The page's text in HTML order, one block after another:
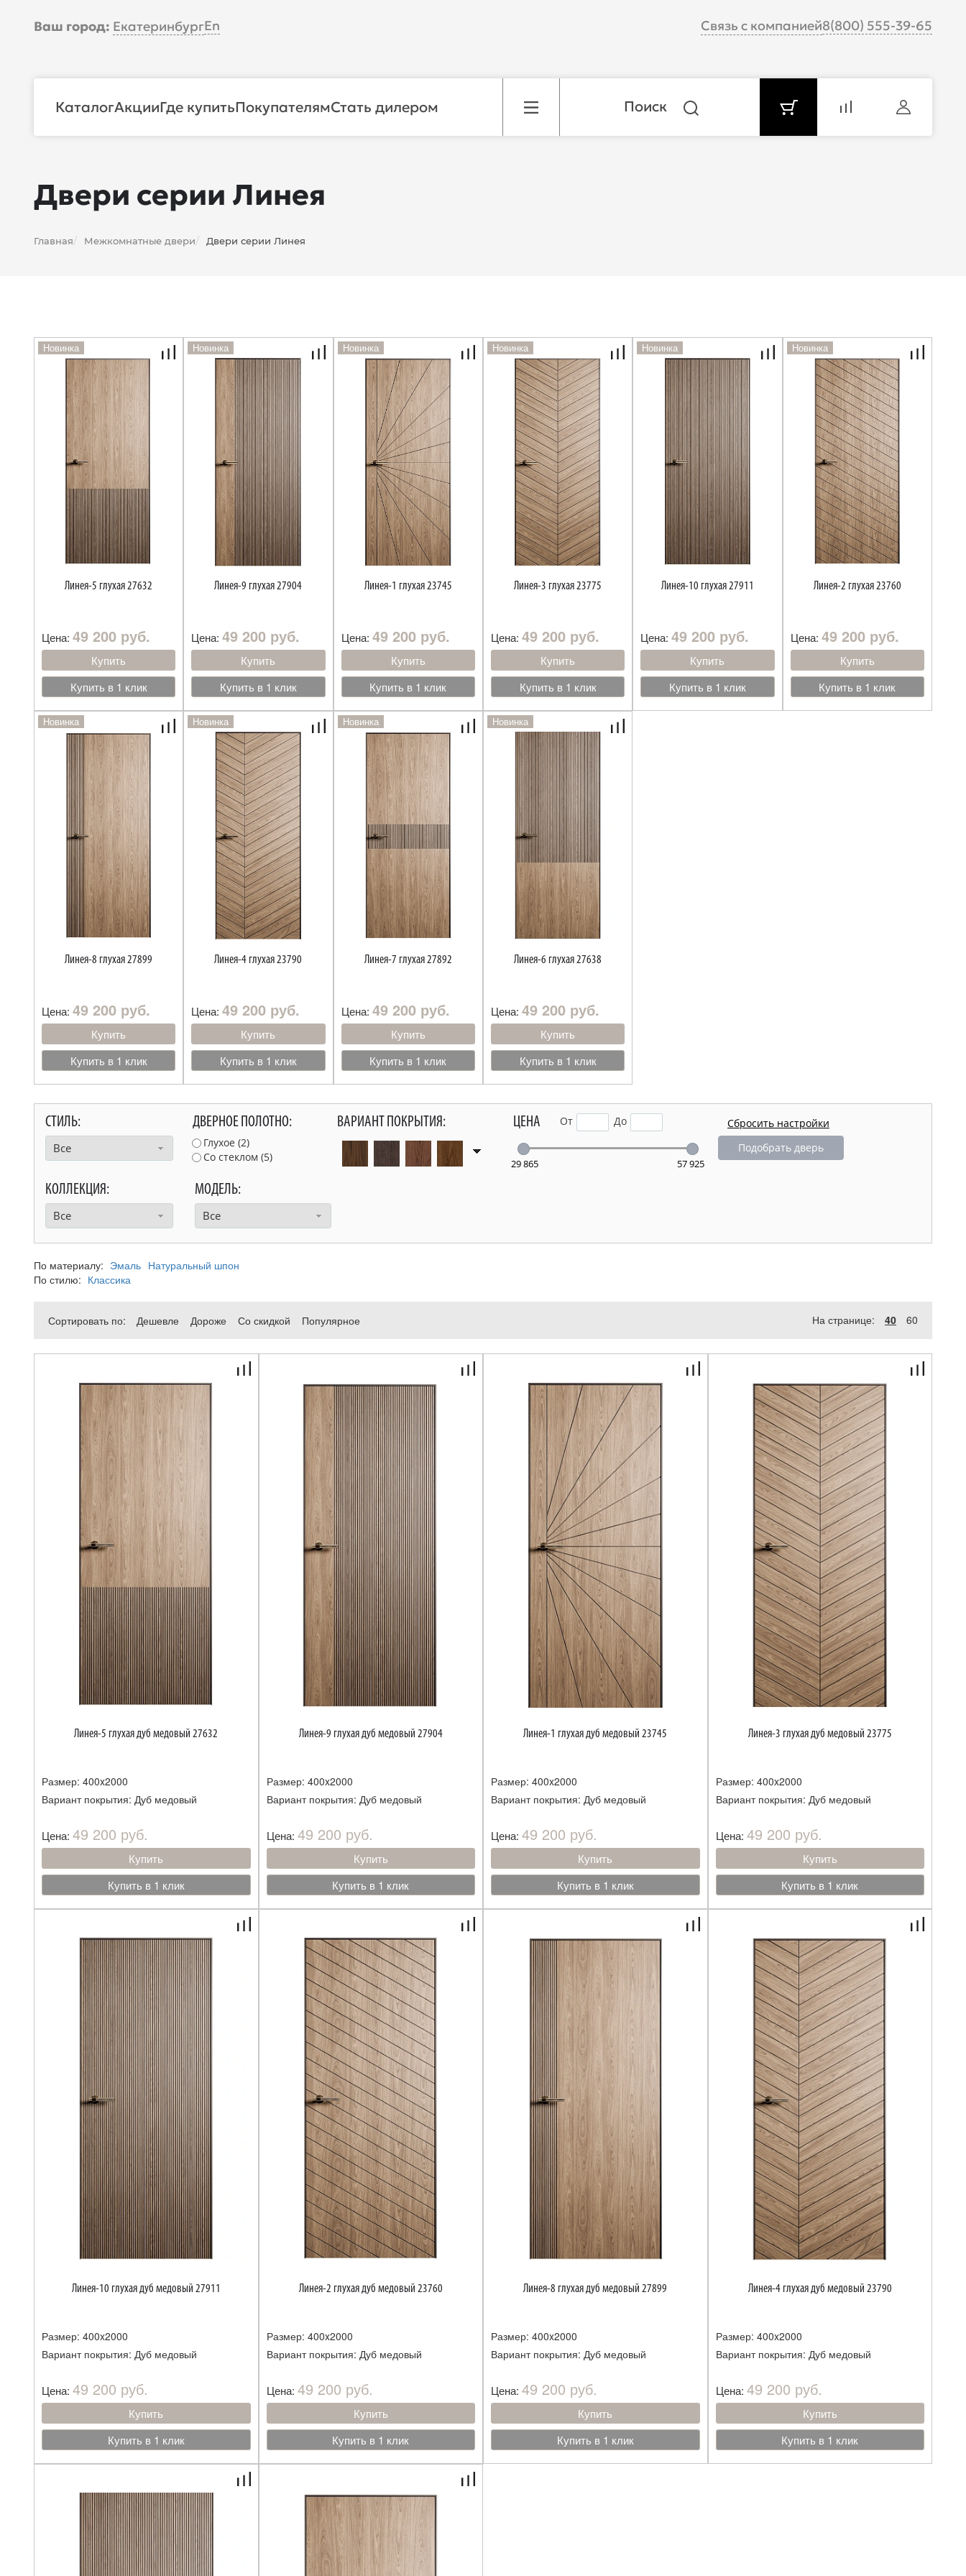
Ваш город: ЕкатеринбургEn Связь с компанией8(800) 555-39-65
КаталогАкцииГде купитьПокупателямСтать дилером
Двери серии Линея
Главная/ Межкомнатные двери/ Двери серии Линея
Новинка
Линея-5 глухая 27632
Цена: 49 200 руб.
Купить
Купить в 1 клик
Новинка
Линея-9 глухая 27904
Цена:49 200 руб.
Купить
Купить в 1 клик
Новинка
Линея-1 глухая 23745
Цена: 49 200 руб.
Купить
Купить в 1 клик
Новинка
Линея-3 глухая 23775
Цена: 49 200 руб.
Купить
Купить в 1 клик
Новинка
Линея-10 глухая 27911
Цена:49 200 руб.
Купить
Купить в 1 клик
Новинка
Линея-2 глухая 23760
Цена: 49 200 руб.
Купить
Купить в 1 клик
Новинка
Линея-8 глухая 27899
Цена: 49 200 руб.
Купить
Купить в 1 клик
Новинка
Линея-4 глухая 23790
Цена:49 200 руб.
Купить
Купить в 1 клик
Новинка
Линея-7 глухая 27892
Цена: 49 200 руб.
Купить
Купить в 1 клик
Новинка
Линея-6 глухая 27638
Цена: 49 200 руб.
Купить
Купить в 1 клик
ЦЕНА От До
29 865 57 925
СТИЛЬ:
Все
ДВЕРНОЕ ПОЛОТНО:
Глухое (2)
Со стеклом (5)
ВАРИАНТ ПОКРЫТИЯ:
Подобрать дверь
КОЛЛЕКЦИЯ:
Все
МОДЕЛЬ:
Все
По материалу: Эмаль Натуральный шпон
По стилю: Классика
Сортировать по: Дешевле Дороже Со скидкой Популярное На странице: 40 60
Линея-5 глухая дуб медовый 27632
Размер: 400x2000
Вариант покрытия: Дуб медовый
Цена: 49 200 руб.
Купить
Купить в 1 клик
Линея-9 глухая дуб медовый 27904
Размер: 400x2000
Вариант покрытия: Дуб медовый
Цена: 49 200 руб.
Купить
Купить в 1 клик
Линея-1 глухая дуб медовый 23745
Размер: 400x2000
Вариант покрытия: Дуб медовый
Цена: 49 200 руб.
Купить
Купить в 1 клик
Линея-3 глухая дуб медовый 23775
Размер: 400x2000
Вариант покрытия: Дуб медовый
Цена: 49 200 руб.
Купить
Купить в 1 клик
Линея-10 глухая дуб медовый 27911
Размер: 400x2000
Вариант покрытия: Дуб медовый
Цена: 49 200 руб.
Купить
Купить в 1 клик
Линея-2 глухая дуб медовый 23760
Размер: 400x2000
Вариант покрытия: Дуб медовый
Цена: 49 200 руб.
Купить
Купить в 1 клик
Линея-8 глухая дуб медовый 27899
Размер: 400x2000
Вариант покрытия: Дуб медовый
Цена: 49 200 руб.
Купить
Купить в 1 клик
Линея-4 глухая дуб медовый 23790
Размер: 400x2000
Вариант покрытия: Дуб медовый
Цена: 49 200 руб.
Купить
Купить в 1 клик